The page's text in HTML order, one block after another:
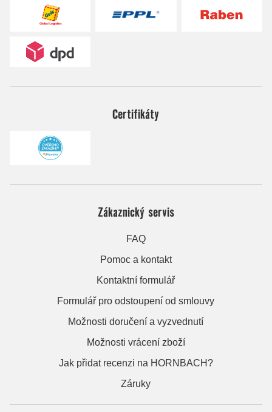
Certifikáty
Zákaznický servis
FAQ
Pomoc a kontakt
Kontaktní formulář
Formulář pro odstoupení od smlouvy
Možnosti doručení a vyzvednutí
Možnosti vrácení zboží
Jak přidat recenzi na HORNBACH?
Záruky